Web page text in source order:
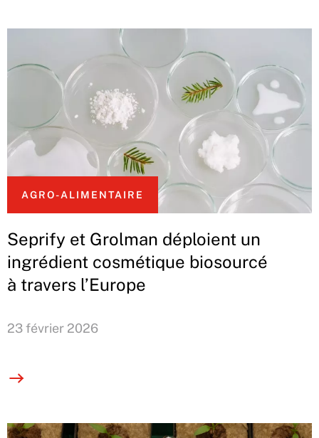
AGRO-ALIMENTAIRE
Seprify et Grolman déploient un
ingrédient cosmétique biosourcé
à travers l’Europe
23 février 2026